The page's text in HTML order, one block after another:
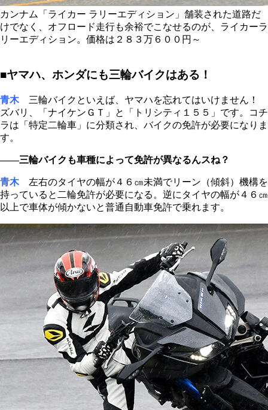
カンナム「ライカー ラリーエディション」舗装された道路だ
けでなく、オフロード走行も余裕でこなせるのが、ライカーラ
リーエディション。価格は２８３万６００円～
■ヤマハ、ホンダにも三輪バイクはある！
青木三輪バイクといえば、ヤマハを忘れてはいけません！
ズバリ、「ナイケンＧＴ」と「トリシティ１５５」です。コチ
ラは「特定二輪車」に分類され、バイクの免許が必要になりま
す。
――三輪バイクも車種によって免許が異なるんスね？
青木左右のタイヤの幅が４６㎝未満でリーン（傾斜）機構を
持っていると二輪免許が必要になる。逆にタイヤの幅が４６㎝
以上で車体が傾かないと普通自動車免許で乗れます。